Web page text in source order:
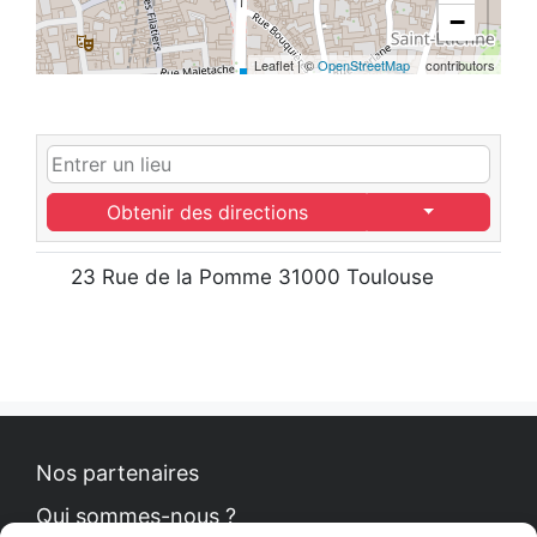
−
Leaflet|©OpenStreetMap contributors
Obtenir des directions
23 Rue de la Pomme 31000 Toulouse
Nos partenaires
Qui sommes-nous ?